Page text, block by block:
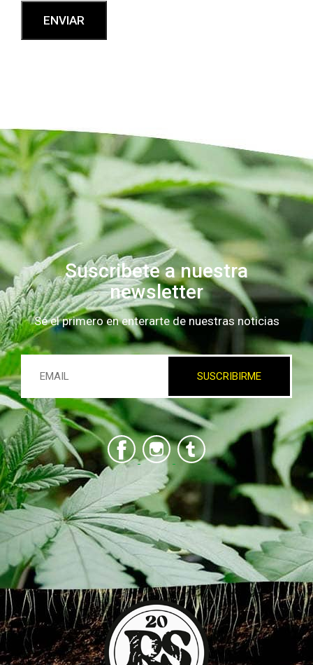
Suscribete a nuestra
newsletter
Sé el primero en enterarte de nuestras noticias